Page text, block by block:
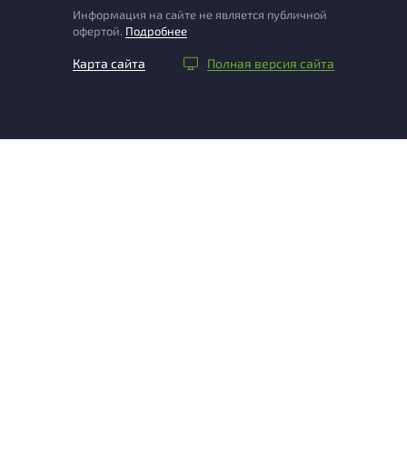
Информация на сайте не является публичной
офертой. Подробнее
Карта сайта Полная версия сайта